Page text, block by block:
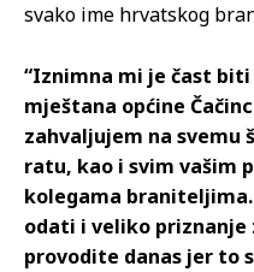
svako ime hrvatskog
“Iznimna mi je čast biti
mještana općine
zahvaljujem na svemu
ratu, kao i svim vašim
kolegama
odati i veliko priznanje
provodite danas jer to